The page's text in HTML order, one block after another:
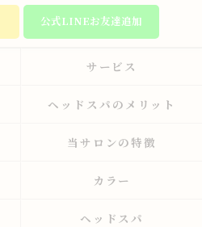
公式LINEお友達追加
サービス
ヘッドスパのメリット
当サロンの特徴
カラー
ヘッドスパ